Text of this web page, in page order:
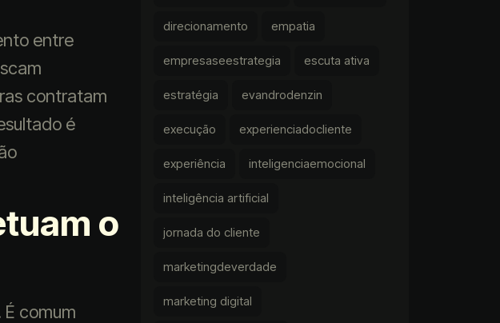
entre
contratam
é
o
comum
direcionamento empatia
empresaseestrategia escuta ativa
estratégia evandrodenzin
execução experienciadocliente
experiência inteligenciaemocional
inteligência artificial
jornada do cliente
marketingdeverdade
marketing digital